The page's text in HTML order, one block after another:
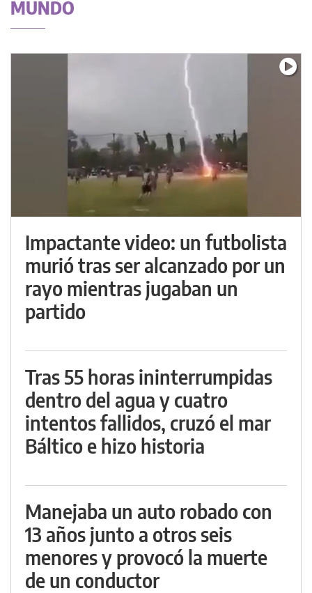
MUNDO
Impactante video: un futbolista
murió tras ser alcanzado por un
rayo mientras jugaban un
partido
Tras 55 horas ininterrumpidas
dentro del agua y cuatro
intentos fallidos, cruzó el mar
Báltico e hizo historia
Manejaba un auto robado con
13 años junto a otros seis
menores y provocó la muerte
de un conductor